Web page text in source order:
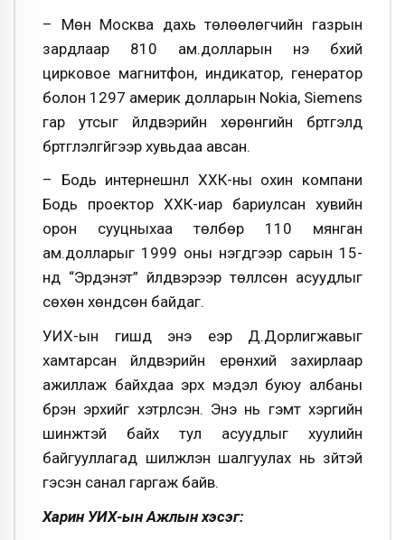
– Мөн Москва дахь төлөөлөгчийн газрын
зардлаар 810 ам.долларын үнэ бүхий
цирковое магнитфон, индикатор, генератор
болон 1297 америк долларын Nokia, Siemens
гар утсыг үйлдвэрийн хөрөнгийн бүртгэлд
бүртгүүлэлгүйгээр хувьдаа авсан.
– Бодь интернешнл ХХК-ны охин компани
Бодь проектор ХХК-иар бариулсан хувийн
орон сууцныхаа төлбөр 110 мянган
ам.долларыг 1999 оны нэгдүгээр сарын 15-
нд “Эрдэнэт” үйлдвэрээр төлүүлсөн асуудлыг
сөхөн хөндсөн байдаг.
УИХ-ын гишүүд энэ үеэр Д.Дорлигжавыг
хамтарсан үйлдвэрийн ерөнхий захирлаар
ажиллаж байхдаа эрх мэдэл буюу албаны
бүрэн эрхийг хэтрүүлсэн. Энэ нь гэмт хэргийн
шинжтэй байх тул асуудлыг хуулийн
байгууллагад шилжүүлэн шалгуулах нь зүйтэй
гэсэн санал гаргаж байв.
Харин УИХ-ын Ажлын хэсэг: